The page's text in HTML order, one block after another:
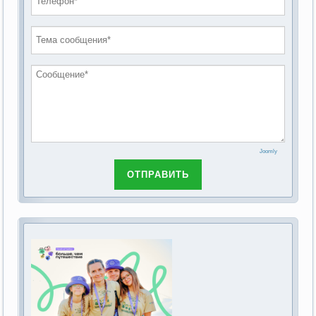
обсуждению Федерального закона Российской
основах социального обслуживания граждан в
2019 год
2018 год
Joomly
ОТПРАВИТЬ